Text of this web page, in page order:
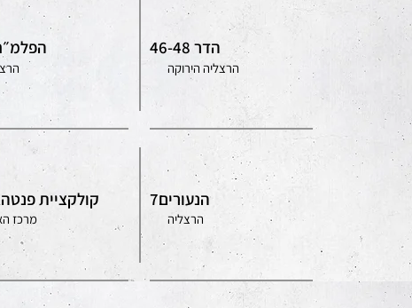
הרצליה הירוקה
הדר 46-48 הפלמ״ח
הרצליה
הנעורים7
מרכז
קולקציית